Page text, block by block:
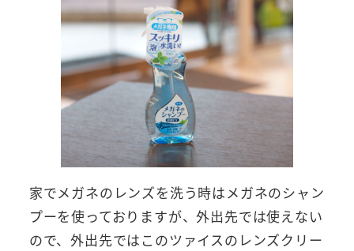
家でメガネのレンズを洗う時はメガネのシャン
プーを使っておりますが、外出先では使えない
ので、外出先ではこのツァイスのレンズクリー